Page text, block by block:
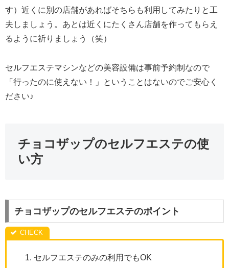
す）近くに別の店舗があればそちらも利用してみたりと工
夫しましょう。あとは近くにたくさん店舗を作ってもらえ
るように祈りましょう（笑）
セルフエステマシンなどの美容設備は事前予約制なので
「行ったのに使えない！」ということはないのでご安心く
ださい♪
チョコザップのセルフエステの使
い方
チョコザップのセルフエステのポイント
セルフエステのみの利用でもOK